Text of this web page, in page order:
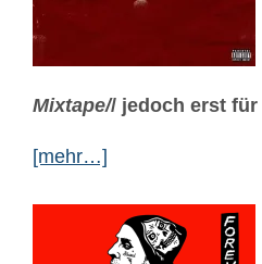
Mixtape// jedoch erst für
[mehr…]